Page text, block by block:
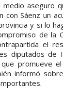
aseguro
con Sáenz un
y si lo
de la
el
diputados de
promueve
informó